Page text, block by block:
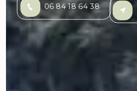
06 84 18 64 38